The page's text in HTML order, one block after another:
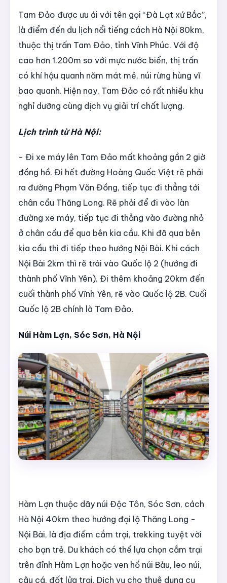
Tam Đảo được ưu ái với tên gọi “Đà Lạt xứ Bắc”,
là điểm đến du lịch nổi tiếng cách Hà Nội 80km,
thuộc thị trấn Tam Đảo, tỉnh Vĩnh Phúc. Với độ
cao hơn 1.200m so với mực nước biển, thị trấn
có khí hậu quanh năm mát mẻ, núi rừng hùng vĩ
bao quanh. Hiện nay, Tam Đảo có rất nhiều khu
nghỉ dưỡng cùng dịch vụ giải trí chất lượng.
Lịch trình từ Hà Nội:
- Đi xe máy lên Tam Đảo mất khoảng gần 2 giờ
đồng hồ. Đi hết đường Hoàng Quốc Việt rẽ phải
ra đường Phạm Văn Đồng, tiếp tục đi thẳng tới
chân cầu Thăng Long. Rẽ phải để đi vào làn
đường xe máy, tiếp tục đi thẳng vào đường nhỏ
ở chân cầu để qua bên kia cầu. Khi đã qua bên
kia cầu thì đi tiếp theo hướng Nội Bài. Khi cách
Nội Bài 2km thì rẽ trái vào Quốc lộ 2 (hướng đi
thành phố Vĩnh Yên). Đi thêm khoảng 20km đến
cuối thành phố Vĩnh Yên, rẽ vào Quốc lộ 2B. Cuối
Quốc lộ 2B chính là Tam Đảo.
Núi Hàm Lợn, Sóc Sơn, Hà Nội
Hàm Lợn thuộc dãy núi Độc Tôn, Sóc Sơn, cách
Hà Nội 40km theo hướng đại lộ Thăng Long -
Nội Bài, là địa điểm cắm trại, trekking tuyệt vời
cho bạn trẻ. Du khách có thể lựa chọn cắm trại
trên đỉnh Hàm Lợn hoặc ven hồ núi Bàu, leo núi,
câu cá, đốt lửa trại. Dịch vụ cho thuê dụng cụ